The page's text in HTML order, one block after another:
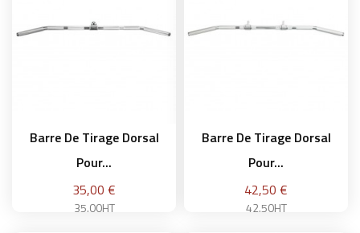
Barre De Tirage Dorsal
Pour...
Prix
35,00 €
35.00HT
Barre De Tirage Dorsal
Pour...
Prix
42,50 €
42.50HT